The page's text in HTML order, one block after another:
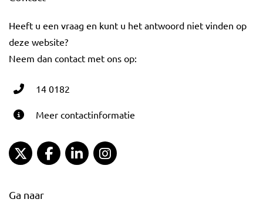
Heeft u een vraag en kunt u het antwoord niet vinden op
deze website?
Neem dan contact met ons op:
14 0182
Meer contactinformatie
Gemeente Gouda Twitter
Gemeente Gouda Facebook
Gemeente Gouda LinkedIn
Ga naar